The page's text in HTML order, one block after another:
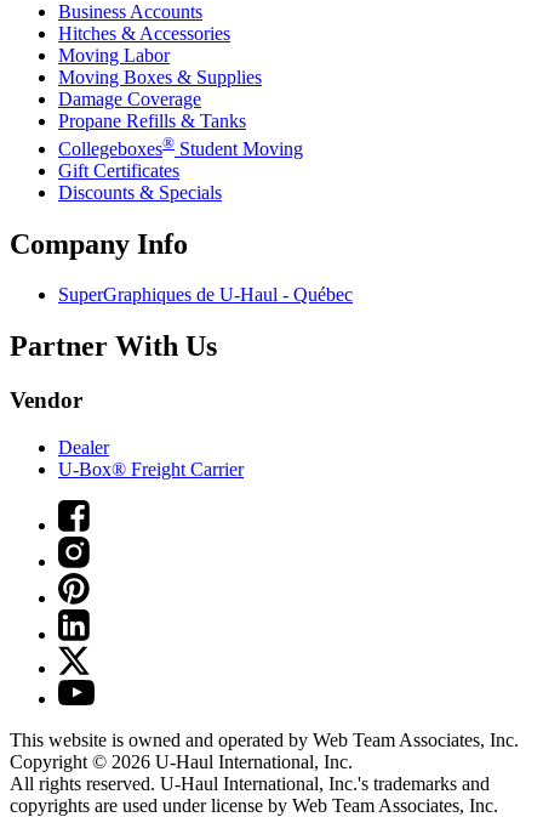
Business Accounts
Hitches & Accessories
Moving Labor
Moving Boxes & Supplies
Damage Coverage
Propane Refills & Tanks
Collegeboxes® Student Moving
Gift Certificates
Discounts & Specials
Company Info
SuperGraphiques de U-Haul - Québec
Partner With Us
Vendor
Dealer
U-Box® Freight Carrier
This website is owned and operated by Web Team Associates, Inc.
Copyright © 2026 U-Haul International, Inc.
All rights reserved. U-Haul International, Inc.'s trademarks and
copyrights are used under license by Web Team Associates, Inc.